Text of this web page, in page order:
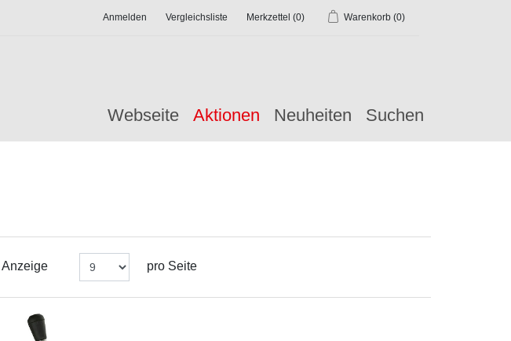
Anmelden Vergleichsliste Merkzettel (0) Warenkorb (0)
Webseite Aktionen Neuheiten Suchen
Anzeige pro Seite